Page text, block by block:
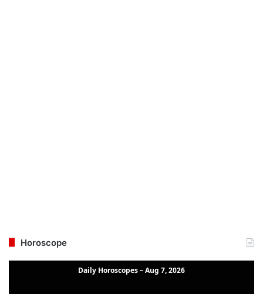
Horoscope